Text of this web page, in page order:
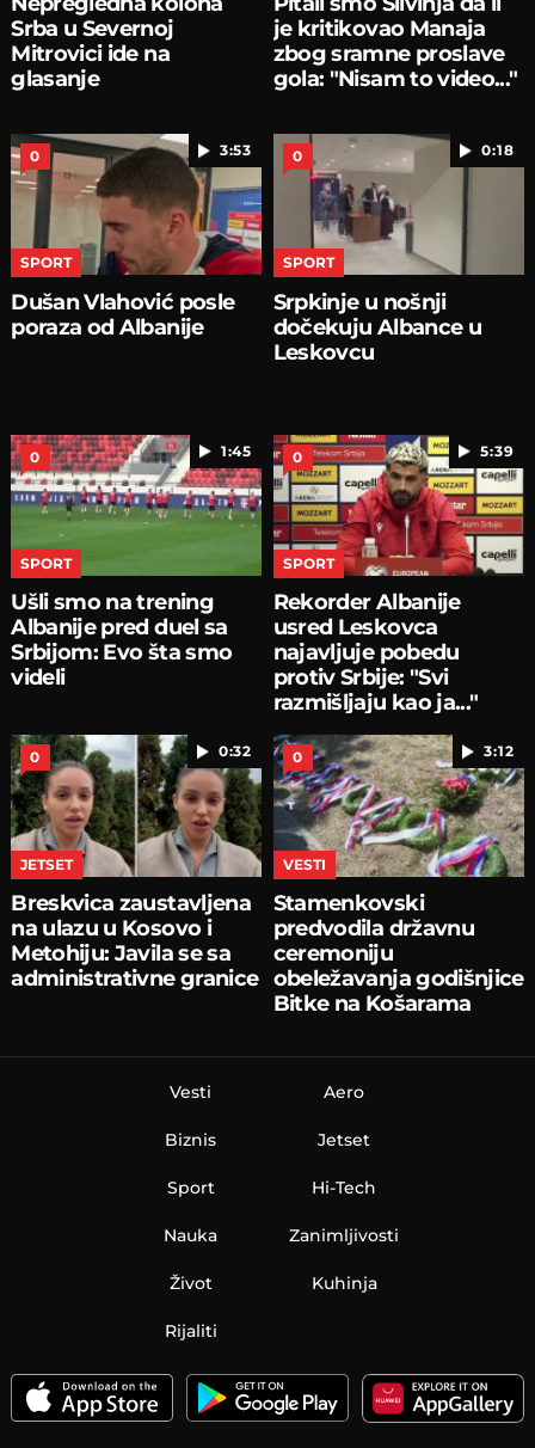
Srba u Severnoj
Mitrovici ide na
glasanje
je kritikovao Manaja
zbog sramne proslave
gola: "Nisam to video..."
3:53
0
SPORT
Dušan Vlahović posle
poraza od Albanije
0:18
0
SPORT
Srpkinje u nošnji
dočekuju Albance u
Leskovcu
1:45
0
SPORT
Ušli smo na trening
Albanije pred duel sa
Srbijom: Evo šta smo
videli
5:39
0
SPORT
Rekorder Albanije
usred Leskovca
najavljuje pobedu
protiv Srbije: "Svi
razmišljaju kao ja..."
0:32
0
JETSET
Breskvica zaustavljena
na ulazu u Kosovo i
Metohiju: Javila se sa
administrativne granice
3:12
0
VESTI
Stamenkovski
predvodila državnu
ceremoniju
obeležavanja godišnjice
Bitke na Košarama
Vesti
Biznis
Sport
Nauka
Aero
Jetset
Hi-Tech
Zanimljivosti
Život Kuhinja
Rijaliti